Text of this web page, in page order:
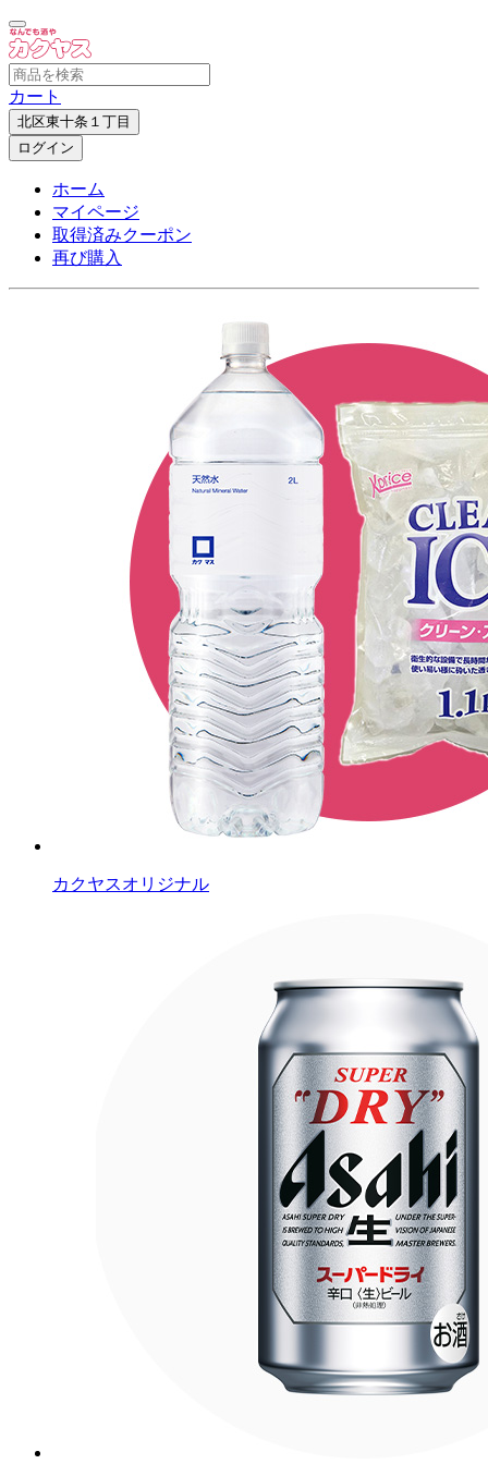
カート
北区東十条１丁目
ログイン
ホーム
マイページ
取得済みクーポン
再び購入
カクヤスオリジナル